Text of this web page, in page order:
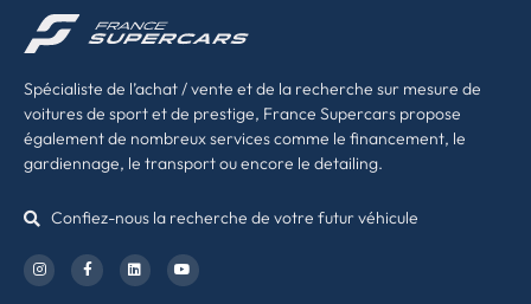
Spécialiste de l’achat / vente et de la recherche sur mesure de
voitures de sport et de prestige, France Supercars propose
également de nombreux services comme le financement, le
gardiennage, le transport ou encore le detailing.
Confiez-nous la recherche de votre futur véhicule